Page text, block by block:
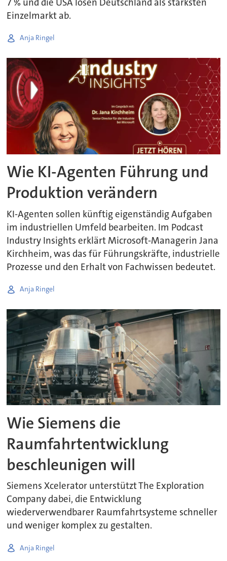
7 % und die USA lösen Deutschland als stärksten
Einzelmarkt ab.
Anja Ringel
Wie KI-Agenten Führung und
Produktion verändern
KI-Agenten sollen künftig eigenständig Aufgaben
im industriellen Umfeld bearbeiten. Im Podcast
Industry Insights erklärt Microsoft-Managerin Jana
Kirchheim, was das für Führungskräfte, industrielle
Prozesse und den Erhalt von Fachwissen bedeutet.
Anja Ringel
Wie Siemens die
Raumfahrtentwicklung
beschleunigen will
Siemens Xcelerator unterstützt The Exploration
Company dabei, die Entwicklung
wiederverwendbarer Raumfahrtsysteme schneller
und weniger komplex zu gestalten.
Anja Ringel